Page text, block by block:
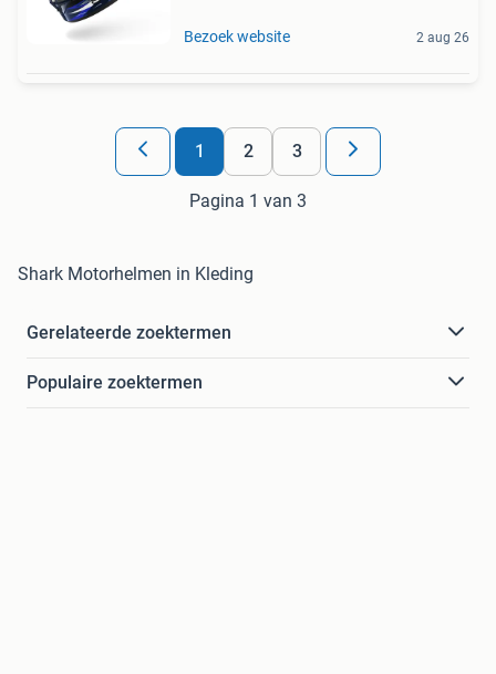
Bezoek website 2 aug 26
1 2 3
Pagina 1 van 3
Shark Motorhelmen in Kleding
Gerelateerde zoektermen
Populaire zoektermen